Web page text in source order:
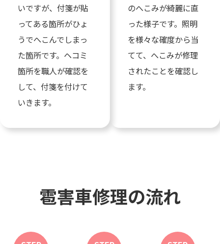
いですが、付箋が貼
ってある箇所がひょ
うでへこんでしまっ
た箇所です。ヘコミ
箇所を職人が確認を
して、付箋を付けて
いきます。
のへこみが綺麗に直
った様子です。照明
を様々な確度から当
てて、へこみが修理
されたことを確認し
ます。
雹害車修理の流れ